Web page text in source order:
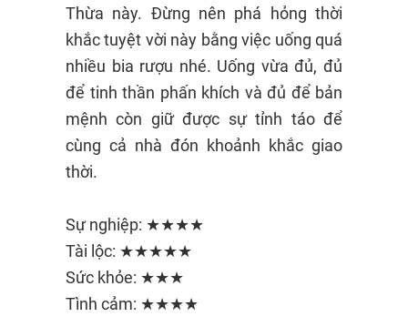
Thừa này. Đừng nên phá hỏng thời
khắc tuyệt vời này bằng việc uống quá
nhiều bia rượu nhé. Uống vừa đủ, đủ
để tinh thần phấn khích và đủ để bản
mệnh còn giữ được sự tỉnh táo để
cùng cả nhà đón khoảnh khắc giao
thời.
Sự nghiệp: ★★★★
Tài lộc: ★★★★★
Sức khỏe: ★★★
Tình cảm: ★★★★